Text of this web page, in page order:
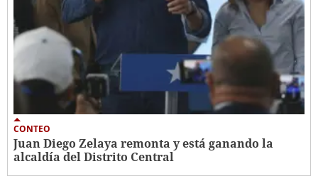
CONTEO
Juan Diego Zelaya remonta y está ganando la
alcaldía del Distrito Central